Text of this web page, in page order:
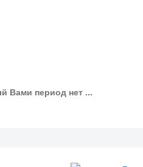
Вами период нет ...